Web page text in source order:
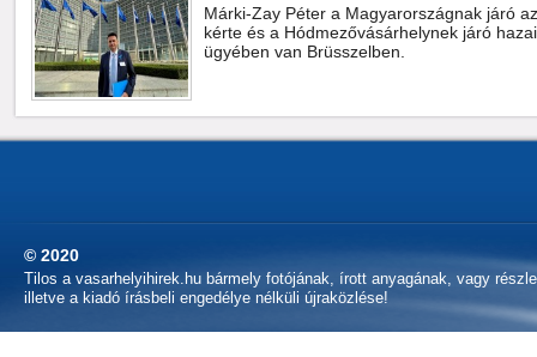
Márki-Zay Péter a Magyarországnak járó
kérte és a Hódmezővásárhelynek járó
ügyében van Brüsszelben.
© 2020
Tilos a vasarhelyihirek.hu bármely fotójának, írott anyagának, vagy
illetve a kiadó írásbeli engedélye nélküli újraközlése!